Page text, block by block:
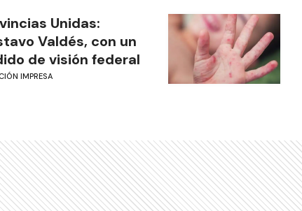
Unidas:
Valdés, con un
de visión federal
IMPRESA